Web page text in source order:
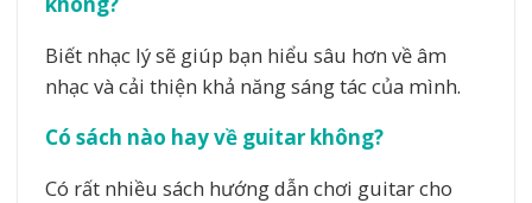
Biết nhạc lý sẽ giúp bạn hiểu sâu hơn về âm
nhạc và cải thiện khả năng sáng tác của mình.
Có sách nào hay về guitar không?
Có rất nhiều sách hướng dẫn chơi guitar cho